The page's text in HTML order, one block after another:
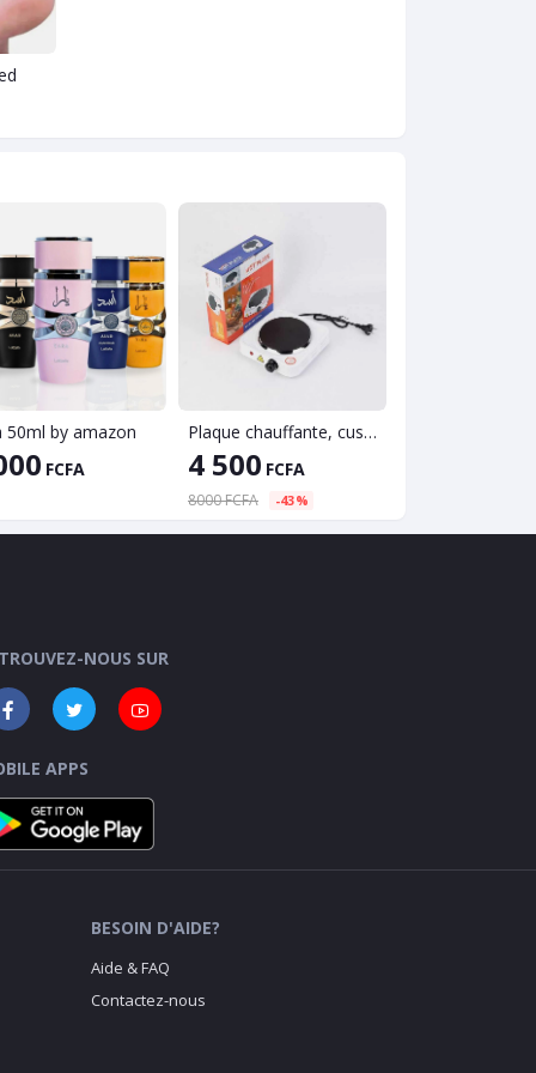
50ml by amazon
FCFA
Plaque chauffante, cusinière électrique - 1000 watt
4 500 FCFA
8000 FCFA -43%
NOUS SUR
APPS
BESOIN D'AIDE?
Aide & FAQ
Contactez-nous